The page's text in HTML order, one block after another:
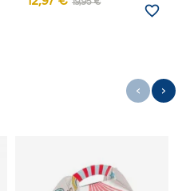
19,95 €
favorite_border
‹ ›